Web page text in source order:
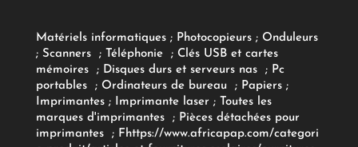
Matériels informatiques; Photocopieurs; Onduleurs
; Scanners ; Téléphonie ; Clés USB et cartes
mémoires
; Disques durs et serveurs nas ; Pc
portables
; Ordinateurs de bureau ; Papiers;
Imprimantes;Imprimante laser; Toutes les
marques d'imprimantes
; Pièces détachées pour
imprimantes
; Fhttps://www.africapap.com/categori